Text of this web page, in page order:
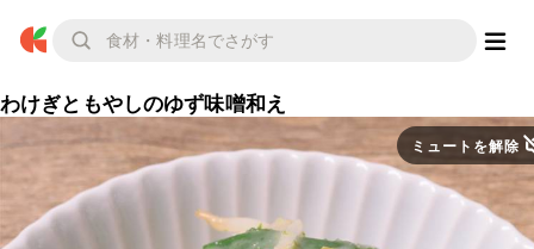
わけぎともやしのゆず味噌和え
ミュートを解除